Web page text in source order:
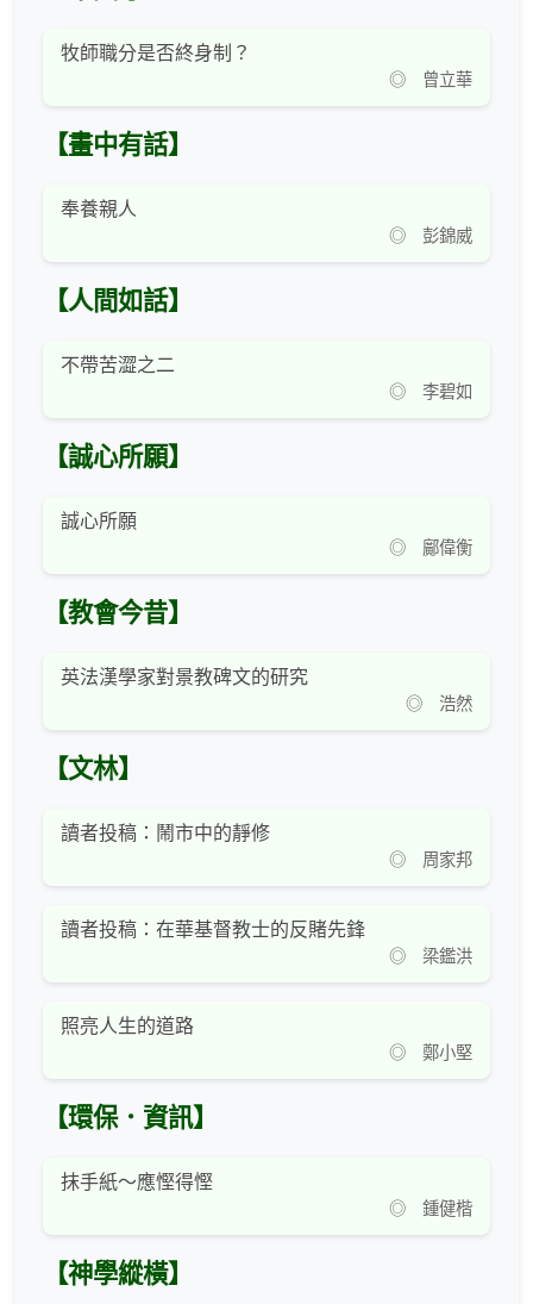
牧師職分是否終身制？
◎ 曾立華
【畫中有話】
奉養親人
◎ 彭錦威
【人間如話】
不帶苦澀之二
◎ 李碧如
【誠心所願】
誠心所願
◎ 鄺偉衡
【教會今昔】
英法漢學家對景教碑文的研究
◎ 浩然
【文林】
讀者投稿：鬧市中的靜修
◎ 周家邦
讀者投稿：在華基督教士的反賭先鋒
◎ 梁鑑洪
照亮人生的道路
◎ 鄭小堅
【環保．資訊】
抹手紙～應慳得慳
◎ 鍾健楷
【神學縱橫】